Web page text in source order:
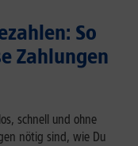
So
Zahlungen
schnell und ohne
nötig sind, wie Du